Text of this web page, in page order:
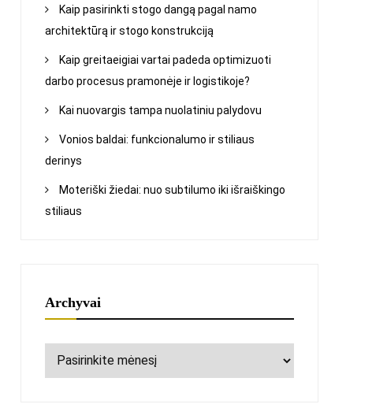
Kaip pasirinkti stogo dangą pagal namo
architektūrą ir stogo konstrukciją
Kaip greitaeigiai vartai padeda optimizuoti
darbo procesus pramonėje ir logistikoje?
Kai nuovargis tampa nuolatiniu palydovu
Vonios baldai: funkcionalumo ir stiliaus
derinys
Moteriški žiedai: nuo subtilumo iki išraiškingo
stiliaus
Archyvai
Archyvai